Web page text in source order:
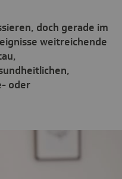
doch gerade im
weitreichende
oder